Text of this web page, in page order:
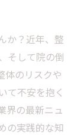
か？近年、整
そして院の倒
体のリスクや
て不安を抱く
界の最新ニュ
の実践的な知